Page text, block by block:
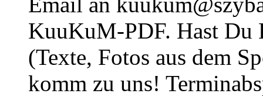
KuuKuM-PDF. Hast Du
(Texte, Fotos aus dem
komm zu uns!